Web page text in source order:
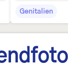
Genitalien